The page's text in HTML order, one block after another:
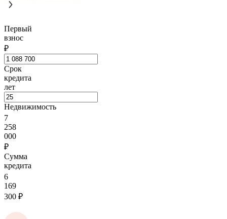
Первый
взнос
₽
Срок
кредита
лет
Недвижимость
7
258
000
₽
Сумма
кредита
6
169
300 ₽